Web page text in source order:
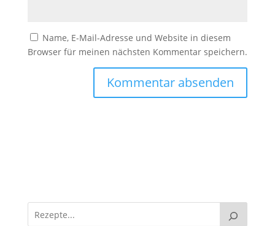
Name, E-Mail-Adresse und Website in diesem
Browser für meinen nächsten Kommentar speichern.